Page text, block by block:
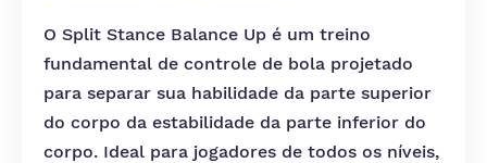
O Split Stance Balance Up é um treino
fundamental de controle de bola projetado
para separar sua habilidade da parte superior
do corpo da estabilidade da parte inferior do
corpo. Ideal para jogadores de todos os níveis,